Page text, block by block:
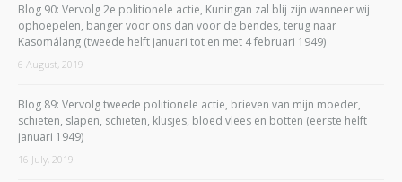
Blog 90: Vervolg 2e politionele actie, Kuningan zal blij zijn wanneer wij
ophoepelen, banger voor ons dan voor de bendes, terug naar
Kasomálang (tweede helft januari tot en met 4 februari 1949)
6 August, 2019
Blog 89: Vervolg tweede politionele actie, brieven van mijn moeder,
schieten, slapen, schieten, klusjes, bloed vlees en botten (eerste helft
januari 1949)
16 July, 2019